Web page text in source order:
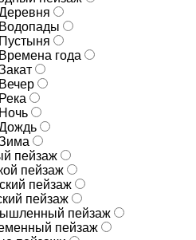
Водопады
Пустыня
Времена года
Вечер
Река
Ночь
пейзаж
пейзаж
пейзаж
пейзаж
пейзаж
пейзаж